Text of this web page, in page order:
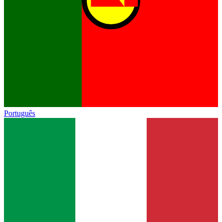
Português